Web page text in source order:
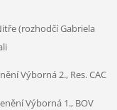
(rozhodčí Gabriela
Výborná 2., Res. CAC
Výborná 1., BOV